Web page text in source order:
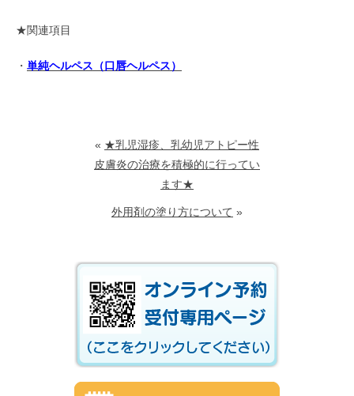
★関連項目
・ 単純ヘルペス（口唇ヘルペス）
« ★乳児湿疹、乳幼児アトピー性
皮膚炎の治療を積極的に行ってい
ます★
外用剤の塗り方について »